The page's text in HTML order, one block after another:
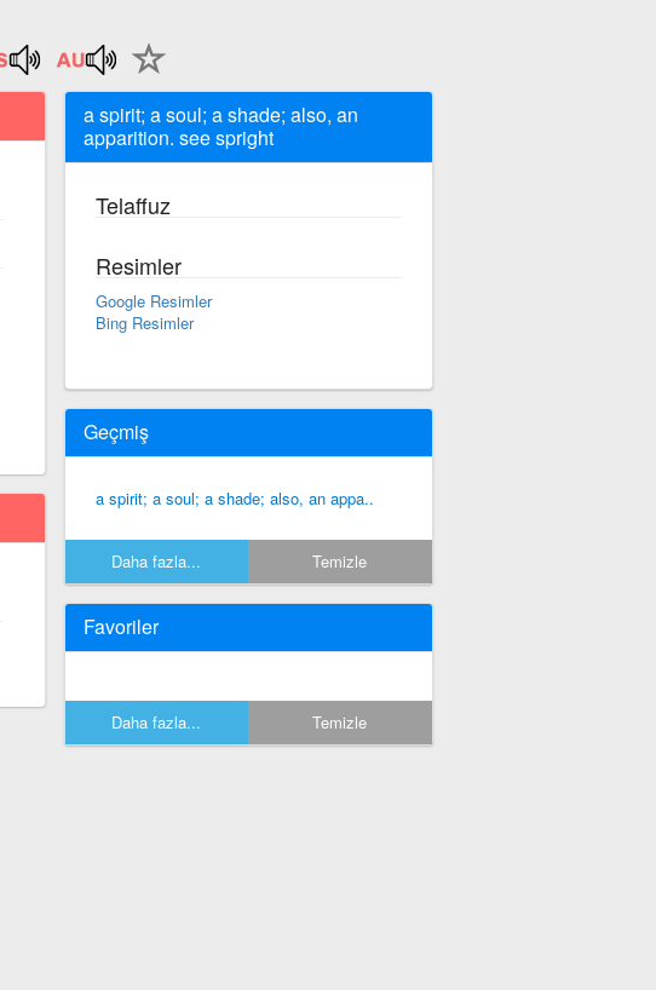
a spirit; a soul; a shade; also, an
apparition. see spright
Telaffuz
Resimler
Google Resimler
Bing Resimler
Geçmiş
a spirit; a soul; a shade; also, an appa..
Daha fazla... Temizle
Favoriler
Daha fazla... Temizle